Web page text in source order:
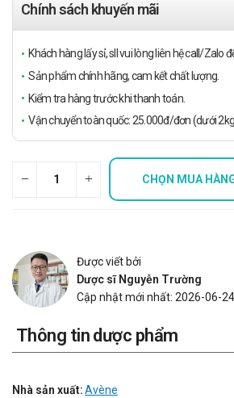
Chính sách khuyến mãi
Khách hàng lấy sỉ, sll vui lòng liên hệ call/Zalo
Sản phẩm chính hãng, cam kết chất lượng.
Kiểm tra hàng trước khi thanh toán.
Vận chuyển toàn quốc: 25.000đ/đơn (dưới
CHỌN MUA
Được viết bởi
Dược sĩ Nguyễn Trường
Cập nhật mới nhất: 2026-06-
Thông tin dược phẩm
Nhà sản xuất:Avène